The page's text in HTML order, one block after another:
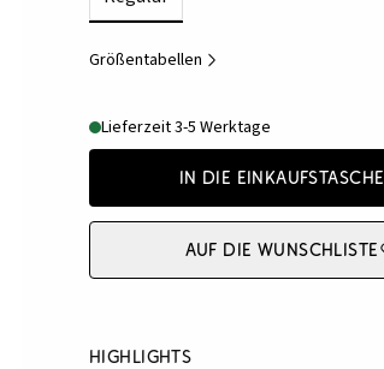
Größentabellen
Lieferzeit 3-5 Werktage
In die Einkaufstasche
Auf die Wunschliste
Highlights